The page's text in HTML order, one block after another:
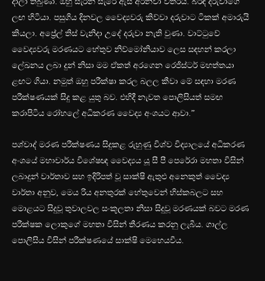
ලඟ හිටියා. පසුගිය දිනවල වෛද්‍යවරු කිව්වා දරුවාට ටිකක් අමාරුයි
කියලා. අප්‍රේල් තිස් වැනිදා උදේ දරුවා නැති වුණා. වාට්ටුවේ
වෛද්‍යවරු මරණයට හේතුව නිව්මෝනියාව ලෙස සඳහන් කරලා
ලේඛනය ලබා දුන් නිසා මම ඒකත් අරගෙන රෙජිස්ටර් මහත්තයා
ළඟට ගියා. නමුත් ඔහු පරීක්ෂා කරල බලල කීවා මේ සඳහා මරණ
පරීක්ෂණයක් සිදු කළ යුතු බව. එහිදී නැවත පොලිසියත් සමඟ
කරාපිටිය රෝහලේ අධිකරණ වෛද්‍ය අංශයට ආවා.”
පශ්චාද් මරණ පරීක්ෂණය සිදුකළ රුහුණු විශ්ව විද්‍යාලයේ අධිකරණ
අංශයේ මහාචාර්ය විශේෂඥ වෛද්‍යය යූ සී පී පෙරේරා මහතා විසින්
ලබාදුන් වාර්තාව සහ ඉදිරිපත් වූ සාක්ෂි ඇතුළු අනෙකුත් වෛද්‍ය
වාර්තා අනුව, මෙය රිය අනතුරක් හේතුවෙන් හිස්කබලට සහ
මොළයට සිදුවූ තුවාලවල සංකූලතා නිසා සිදුවූ මරණයක් බවට මරණ
පරීක්ෂක ලොකුගේ මහතා විසින් තීරණය කරනු ලැබීය. ගාල්ල
පොලිසිය විසින් පරීක්ෂණයේ සාක්ෂි මෙහෙයවීය.